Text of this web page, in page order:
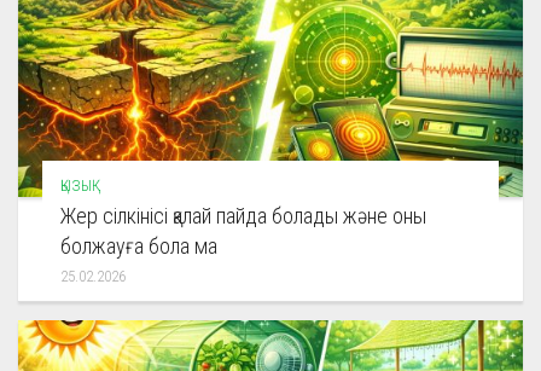
ҚЫЗЫҚ
Жер сілкінісі қалай пайда болады және оны
болжауға бола ма
25.02.2026